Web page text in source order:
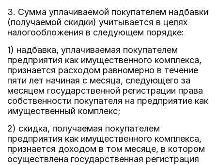
3. Сумма уплачиваемой покупателем надбавки
(получаемой скидки) учитывается в целях
налогообложения в следующем порядке:
1) надбавка, уплачиваемая покупателем
предприятия как имущественного комплекса,
признается расходом равномерно в течение
пяти лет начиная с месяца, следующего за
месяцем государственной регистрации права
собственности покупателя на предприятие как
имущественный комплекс;
2) скидка, получаемая покупателем
предприятия как имущественного комплекса,
признается доходом в том месяце, в котором
осуществлена государственная регистрация